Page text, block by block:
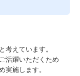
考えています。
活躍いただくため
実施します。